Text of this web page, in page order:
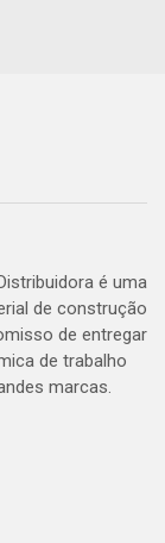
é uma
de construção
de entregar
de trabalho
marcas.